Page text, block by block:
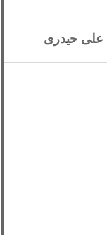
علی حیدری